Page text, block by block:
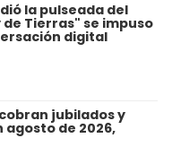
la pulseada del
de Tierras" se impuso
digital
jubilados y
agosto de 2026,